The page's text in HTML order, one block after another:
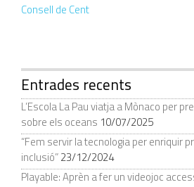
Consell de Cent
Entrades recents
L’Escola La Pau viatja a Mònaco per
sobre els oceans 10/07/2025
“Fem servir la tecnologia per enriquir
inclusió”23/12/2024
Playable: Aprèn a fer un videojoc